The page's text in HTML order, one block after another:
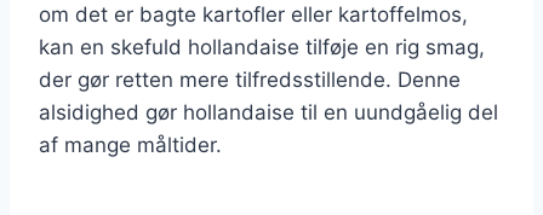
om det er bagte kartofler eller kartoffelmos,
kan en skefuld hollandaise tilføje en rig smag,
der gør retten mere tilfredsstillende. Denne
alsidighed gør hollandaise til en uundgåelig del
af mange måltider.